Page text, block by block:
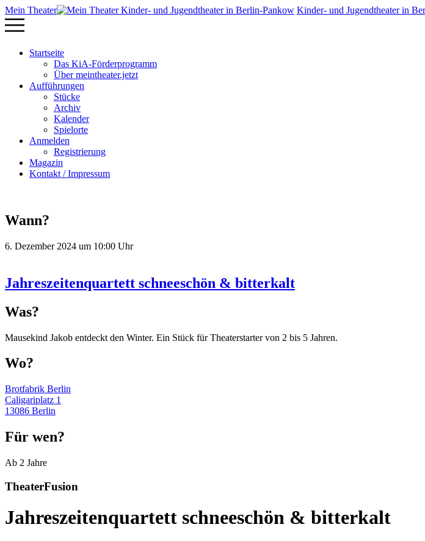
Mein Theater Kinder- und Jugendtheater in
Startseite
Das KiA-Förderprogramm
Über meintheater.jetzt
Aufführungen
Stücke
Archiv
Kalender
Spielorte
Anmelden
Registrierung
Magazin
Kontakt / Impressum
Wann?
6. Dezember 2024 um 10:00 Uhr
Jahreszeitenquartett schneeschön & bitterkalt
Was?
Mausekind Jakob entdeckt den Winter. Ein Stück für Theaterstarter von 2 bis 5 Jahren.
Wo?
Brotfabrik Berlin
Caligariplatz 1
13086 Berlin
Für wen?
Ab 2 Jahre
TheaterFusion
Jahreszeitenquartett schneeschön & bitterkalt